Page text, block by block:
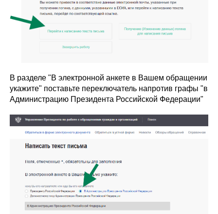
В разделе "В электронной анкете в Вашем обращении
укажите" поставьте переключатель напротив графы "в
Администрацию Президента Российской Федерации"